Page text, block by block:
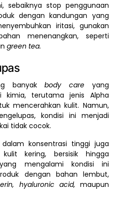
sebaiknya stop penggunaan
dengan kandungan yang
iritasi, gunakan
menenangkan, seperti
green tea.
banyakbody care yang
kimia, terutama jenis Alpha
mencerahkan kulit. Namun,
kondisi ini menjadi
tidak cocok.
konsentrasi tinggi juga
kering, bersisik hingga
mengalami kondisi ini
dengan bahan lembut,
hyaluronic acid, maupun